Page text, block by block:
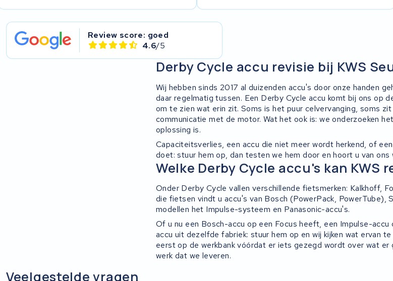
KUKA AG
Bianchi
Stella
Ridgeback Bikes
Review score: goed
4.6/5
Derby Cycle accu revisie bij KWS
Wij hebben sinds 2017 al duizenden accu's door onze handen
daar regelmatig tussen. Een Derby Cycle accu komt bij ons op
om te zien wat erin zit. Soms is het puur celvervanging, soms
communicatie met de motor. Wat het ook is: we onderzoeken
oplossing is.
Capaciteitsverlies, een accu die niet meer wordt herkend, of
doet: stuur hem op, dan testen we hem door en hoort u van ons
Welke Derby Cycle accu's kan KWS
Onder Derby Cycle vallen verschillende fietsmerken: Kalkhoff,
die fietsen vindt u accu's van Bosch (PowerPack, PowerTube),
modellen het Impulse-systeem en Panasonic-accu's.
Of u nu een Bosch-accu op een Focus heeft, een Impulse-
accu uit dezelfde fabriek: stuur hem op en wij kijken wat ervan te
eerst op de werkbank vóórdat er iets gezegd wordt over wat er
werk dat we leveren.
Veelgestelde vragen